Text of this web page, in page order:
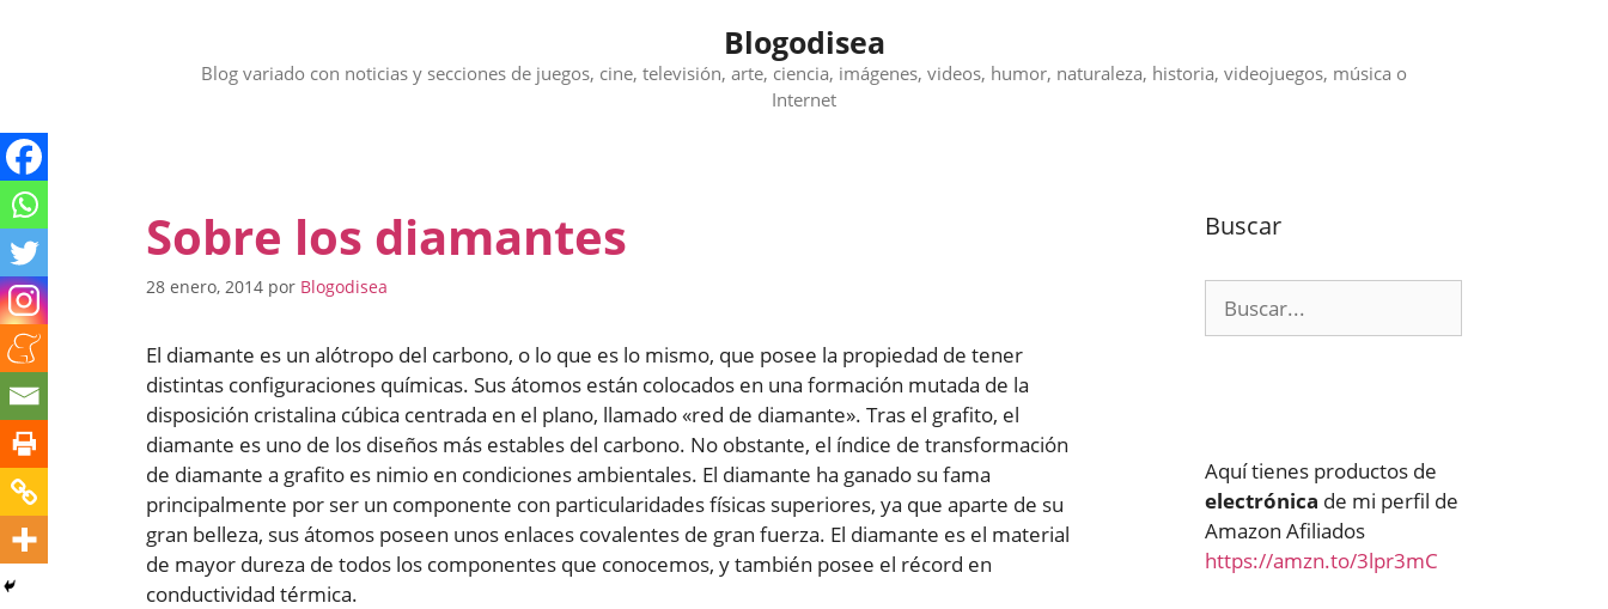
Blogodisea
Blog variado con noticias y secciones de juegos, cine, televisión, arte, ciencia, imágenes, videos, humor, naturaleza, historia, videojuegos, música o
Internet
Sobre los diamantes
28 enero, 2014 por Blogodisea
El diamante es un alótropo del carbono, o lo que es lo mismo, que posee la propiedad de tener
distintas configuraciones químicas. Sus átomos están colocados en una formación mutada de la
disposición cristalina cúbica centrada en el plano, llamado «red de diamante». Tras el grafito, el
diamante es uno de los diseños más estables del carbono. No obstante, el índice de transformación
de diamante a grafito es nimio en condiciones ambientales. El diamante ha ganado su fama
principalmente por ser un componente con particularidades físicas superiores, ya que aparte de su
gran belleza, sus átomos poseen unos enlaces covalentes de gran fuerza. El diamante es el material
de mayor dureza de todos los componentes que conocemos, y también posee el récord en
conductividad térmica.
Buscar
Aquí tienes productos de
electrónica de mi perfil de
Amazon Afiliados
https://amzn.to/3lpr3mC